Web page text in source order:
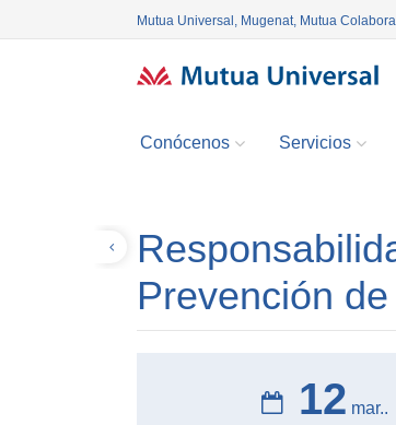
Mutua Universal, Mugenat, Mutua
Conócenos Servicios
Prevención
12 mar..